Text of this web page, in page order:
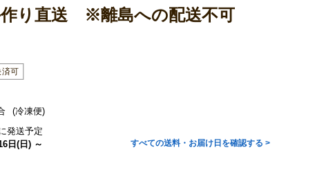
作り直送 ※離島への配送不可
(冷凍便)
発送予定
日(日) ～ すべての送料・お届け日を確認する >